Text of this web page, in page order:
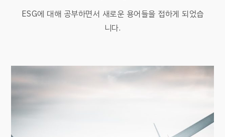
ESG에 대해 공부하면서 새로운 용어들을 접하게 되었습
니다.